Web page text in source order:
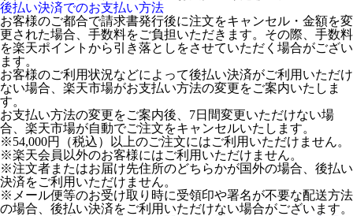
後払い決済でのお支払い方法
お客様のご都合で請求書発行後に注文をキャンセル・金額を変
更された場合、手数料をご負担いただきます。その際、手数料
を楽天ポイントから引き落としをさせていただく場合がござい
ます。
お客様のご利用状況などによって後払い決済がご利用いただけ
ない場合、楽天市場がお支払い方法の変更をご案内いたしま
す。
お支払い方法の変更をご案内後、7日間変更いただけない場
合、楽天市場が自動でご注文をキャンセルいたします。
※54,000円（税込）以上のご注文にはご利用いただけません。
※楽天会員以外のお客様にはご利用いただけません。
※注文者またはお届け先住所のどちらかが国外の場合、後払い
決済をご利用いただけません。
※メール便等のお受け取り時に受領印や署名が不要な配送方法
の場合、後払い決済をご利用いただけない場合がございます。